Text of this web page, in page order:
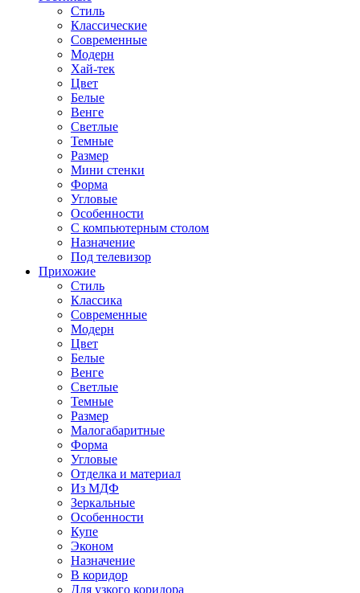
Стиль
Классические
Современные
Модерн
Хай-тек
Цвет
Белые
Венге
Светлые
Темные
Размер
Мини стенки
Форма
Угловые
Особенности
С компьютерным столом
Назначение
Под телевизор
Прихожие
Стиль
Классика
Современные
Модерн
Цвет
Белые
Венге
Светлые
Темные
Размер
Малогабаритные
Форма
Угловые
Отделка и материал
Из МДФ
Зеркальные
Особенности
Купе
Эконом
Назначение
В коридор
Для узкого коридора